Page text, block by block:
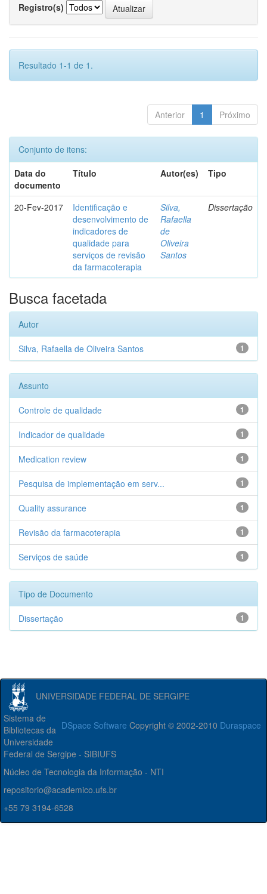
Registro(s)
Resultado 1-1 de 1.
Anterior 1 Próximo
Conjunto de itens:
Data do
documento
Título Autor(es) Tipo
20-Fev-2017
Identificação e
desenvolvimento de
indicadores de
qualidade para
serviços de revisão
da farmacoterapia
Silva,
Rafaella
de
Oliveira
Santos
Dissertação
Busca facetada
Autor
1
Silva, Rafaella de Oliveira Santos
Assunto
1
Controle de qualidade
1
Indicador de qualidade
1
Medication review
1
Pesquisa de implementação em serv...
1
Quality assurance
1
Revisão da farmacoterapia
1
Serviços de saúde
Tipo de Documento
1
Dissertação
UNIVERSIDADE FEDERAL DE SERGIPE
DSpace Software Copyright © 2002-2010 Duraspace
Sistema de
Bibliotecas da
Universidade
Federal de Sergipe - SIBIUFS
Núcleo de Tecnologia da Informação - NTI
repositorio@academico.ufs.br
+55 79 3194-6528